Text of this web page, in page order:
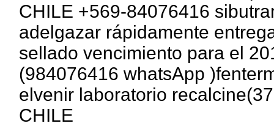
CHILE +569-84076416
adelgazar rápidamente
sellado vencimiento para el
(984076416 whatsApp
elvenir laboratorio
CHILE